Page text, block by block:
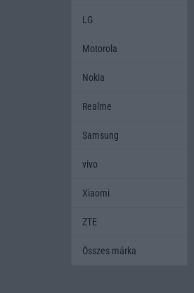
LG
Motorola
Nokia
Realme
Samsung
vivo
Xiaomi
ZTE
Összes márka